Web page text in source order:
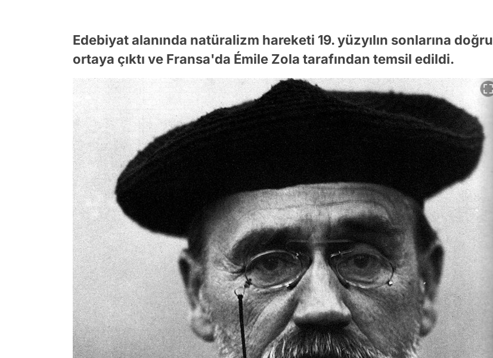
Edebiyat alanında natüralizm hareketi 19. yüzyılın sonlarına doğru
ortaya çıktı ve Fransa'da Émile Zola tarafından temsil edildi.